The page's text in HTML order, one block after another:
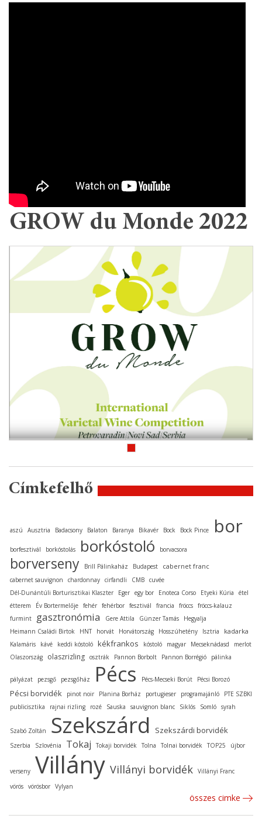
GROW du Monde 2022
Címkefelhő
aszú Ausztria Badacsony Balaton Baranya Bikavér Bock Bock Pince bor
borfesztivál borkóstolás borkóstoló borvacsora
borverseny Brill Pálinkaház Budapest cabernet franc
cabernet sauvignon chardonnay cirfandli CMB cuvée
Dél-Dunántúli Borturisztikai Klaszter
Eger egy bor Enoteca Corso Etyeki Kúria
étel
étterem
Év Bortermelője fehér fehérbor fesztivál francia fröccs fröccs-kalauz
furmint
gasztronómia Gere Attila Günzer Tamás
Hegyalja
Heimann Családi Birtok
HNT horvát Horvátország Hosszúhetény Isztria kadarka
Kalamáris kávé keddi kóstoló kékfrankos kóstoló magyar Mecseknádasd
merlot
Olaszország
olaszrizling osztrák Pannon Borbolt Pannon Borrégió pálinka
pályázat pezsgő pezsgőház Pécs Pécs-Mecseki Borút Pécsi Borozó
Pécsi borvidék pinot noir Planina Borház portugieser programajánló
PTE SZBKI
publicisztika
rajnai rizling rozé Sauska sauvignon blanc Siklós Somló syrah
Szabó Zoltán Szekszárd Szekszárdi borvidék
Szerbia Szlovénia Tokaj Tokaji borvidék Tolna Tolnai borvidék TOP25 újbor
verseny Villány Villányi borvidék Villányi Franc
vörös vörösbor Vylyan
összes cimke